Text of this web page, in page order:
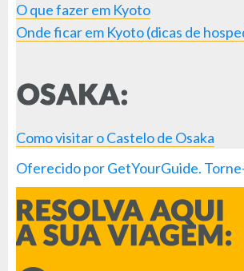
O que fazer em Kyoto
Onde ficar em Kyoto (dicas de
Como visitar o Castelo de Osaka
Oferecido por GetYourGuide.